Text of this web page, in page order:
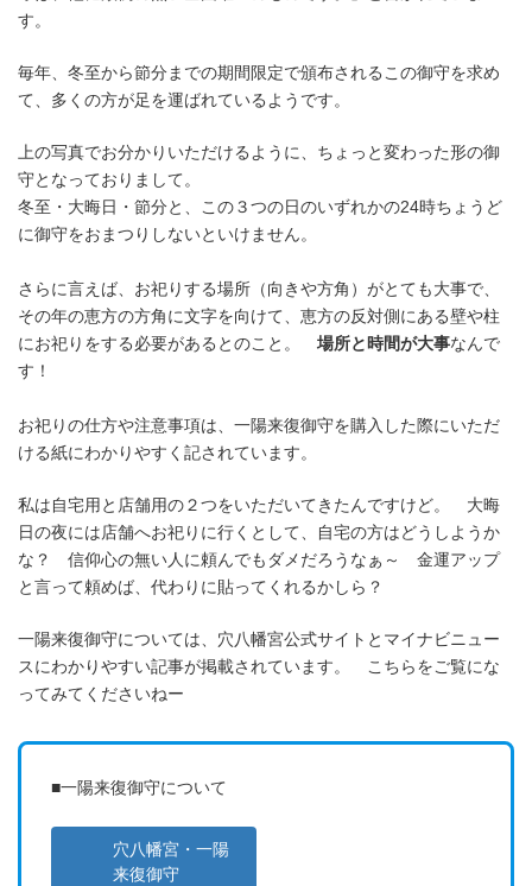
す。
毎年、冬至から節分までの期間限定で頒布されるこの御守を求め
て、多くの方が足を運ばれているようです。
上の写真でお分かりいただけるように、ちょっと変わった形の御
守となっておりまして。
冬至・大晦日・節分と、この３つの日のいずれかの24時ちょうど
に御守をおまつりしないといけません。
さらに言えば、お祀りする場所（向きや方角）がとても大事で、
その年の恵方の方角に文字を向けて、恵方の反対側にある壁や柱
にお祀りをする必要があるとのこと。 場所と時間が大事なんで
す！
お祀りの仕方や注意事項は、一陽来復御守を購入した際にいただ
ける紙にわかりやすく記されています。
私は自宅用と店舗用の２つをいただいてきたんですけど。 大晦
日の夜には店舗へお祀りに行くとして、自宅の方はどうしようか
な？ 信仰心の無い人に頼んでもダメだろうなぁ～ 金運アップ
と言って頼めば、代わりに貼ってくれるかしら？
一陽来復御守については、穴八幡宮公式サイトとマイナビニュー
スにわかりやすい記事が掲載されています。 こちらをご覧にな
ってみてくださいねー
■一陽来復御守について
穴八幡宮・一陽
来復御守